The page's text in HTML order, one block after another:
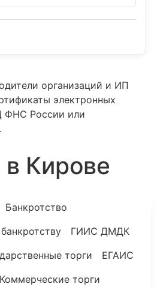
организаций и ИП
электронных
ФНС России или
Кирове
Банкротство
ГИИС ДМДК
торги
ЕГАИС
Коммерческие торги